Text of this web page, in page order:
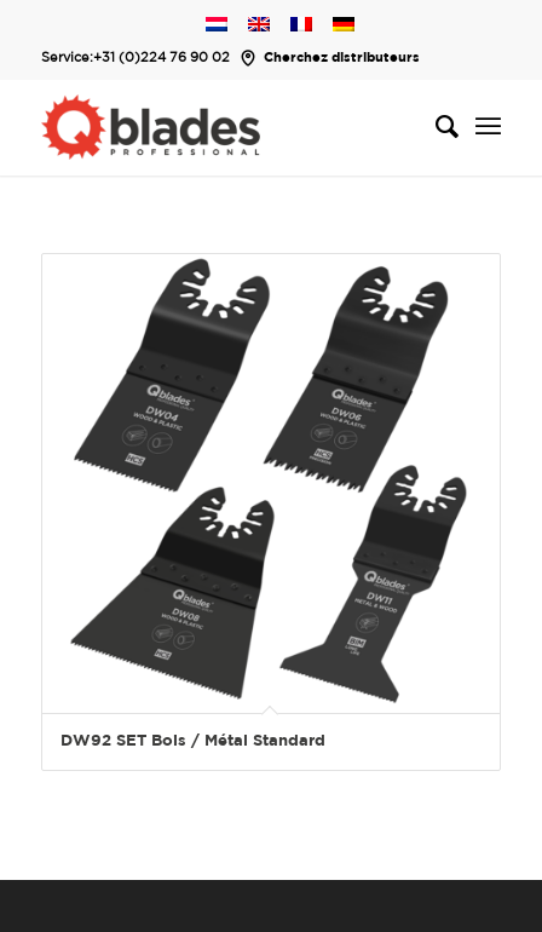
Service:+31 (0)224 76 90 02 Cherchez distributeurs
DW92 SET Bois / Métal Standard